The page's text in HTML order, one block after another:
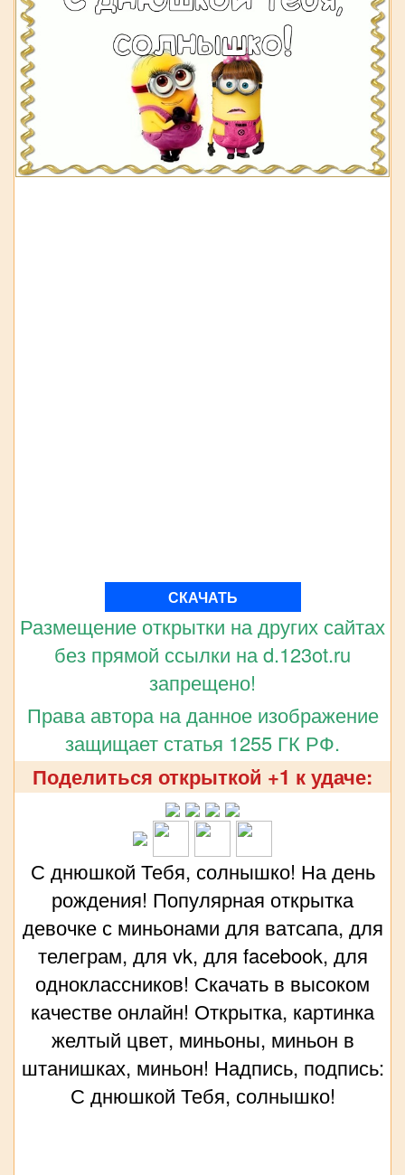
СКАЧАТЬ
Размещение открытки на других сайтах
без прямой ссылки на d.123ot.ru
запрещено!
Права автора на данное изображение
защищает статья 1255 ГК РФ.
Поделиться открыткой +1 к удаче:
С днюшкой Тебя, солнышко! На день
рождения! Популярная открытка
девочке с миньонами для ватсапа, для
телеграм, для vk, для facebook, для
одноклассников! Скачать в высоком
качестве онлайн! Открытка, картинка
желтый цвет, миньоны, миньон в
штанишках, миньон! Надпись, подпись:
С днюшкой Тебя, солнышко!